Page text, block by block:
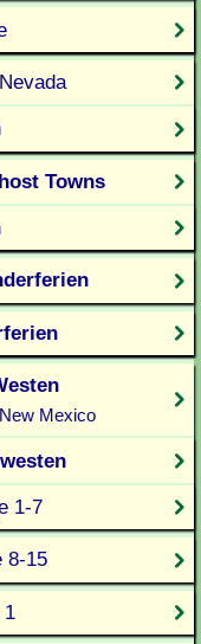
Towns
Mexico
1-7
8-15
1